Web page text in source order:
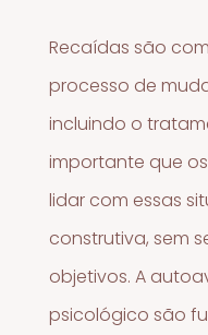
Recaídas são
processo de
incluindo o
importante que
lidar com essas
construtiva, sem
objetivos. A
psicológico são